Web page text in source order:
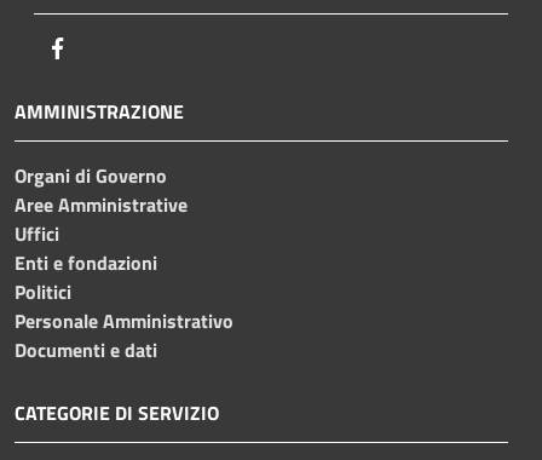
AMMINISTRAZIONE
Organi di Governo
Aree Amministrative
Uffici
Enti e fondazioni
Politici
Personale Amministrativo
Documenti e dati
CATEGORIE DI SERVIZIO